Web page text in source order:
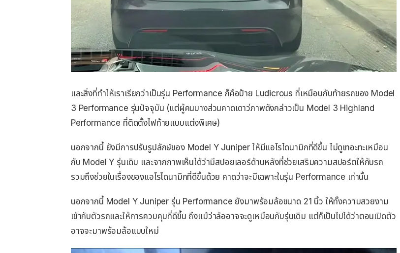
และสิ่งที่ทำให้เราเรียกว่าเป็นรุ่น Performance ก็คือป้าย Ludicrous ที่เหมือนกับท้ายรถของ Model
3 Performance รุ่นปัจจุบัน (แต่ผู้คนบางส่วนคาดเดาว่ภาพดังกล่าวเป็น Model 3 Highland
Performance ที่ติดตั้งไฟท้ายแบบแต่งพิเศษ)
นอกจากนี้ ยังมีการปรับรูปลักษ์ของ Model Y Juniper ให้มีแอโรไดนามิกที่ดีขึ้น ไม่ดูเทอะทะเหมือน
กับ Model Y รุ่นเดิม และจากภาพเห็นได้ว่ามีสปอยเลอร์ด้านหลังที่ช่วยเสริมความสปอร์ตให้กับรถ
รวมถึงช่วยในเรื่องของแอโรไดนามิกที่ดีขึ้นด้วย คาดว่าจะมีเฉพาะในรุ่น Performance เท่านั้น
นอกจากนี้ Model Y Juniper รุ่น Performance ยังมาพร้อมล้อขนาด 21 นิ้ว ให้ทั้งความสวยงาม
เข้ากับตัวรถและให้การควบคุมที่ดีขึ้น ถึงแม้ว่าล้ออาจจะดูเหมือนกับรุ่นเดิม แต่ก็เป็นไปได้ว่าตอนเปิดตัว
อาจจะมาพร้อมล้อแบบใหม่